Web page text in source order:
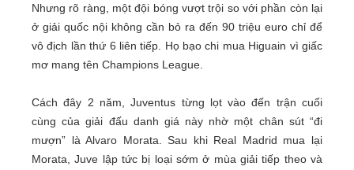
Nhưng rõ ràng, một đội bóng vượt trội so với phần còn lại
ở giải quốc nội không cần bỏ ra đến 90 triệu euro chỉ để
vô địch lần thứ 6 liên tiếp. Họ bạo chi mua Higuain vì giấc
mơ mang tên Champions League.
Cách đây 2 năm, Juventus từng lọt vào đến trận cuối
cùng của giải đấu danh giá này nhờ một chân sút “đi
mượn” là Alvaro Morata. Sau khi Real Madrid mua lại
Morata, Juve lập tức bị loại sớm ở mùa giải tiếp theo và